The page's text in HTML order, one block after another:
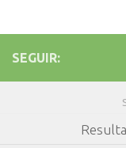
SEGUIR: